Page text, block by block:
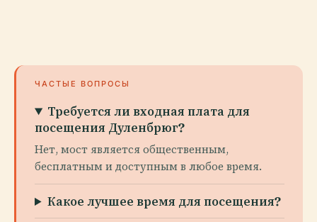
ЧАСТЫЕ ВОПРОСЫ
Требуется ли входная плата для
посещения Дуленбрюг?
Нет, мост является общественным,
бесплатным и доступным в любое время.
Какое лучшее время для посещения?